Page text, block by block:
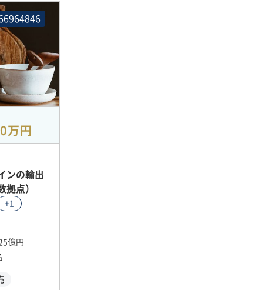
万円
ンの輸出
拠点）
+1
億円